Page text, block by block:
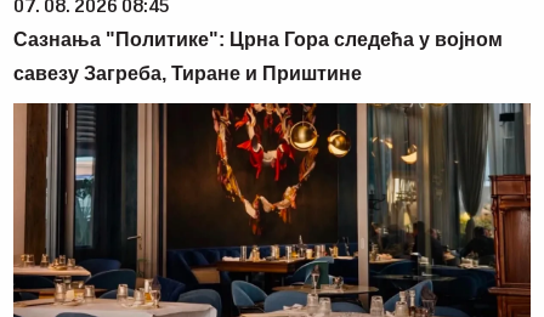
07. 08. 2026 08:45
Сазнања "Политике": Црна Гора следећа у војном
савезу Загреба, Тиране и Приштине